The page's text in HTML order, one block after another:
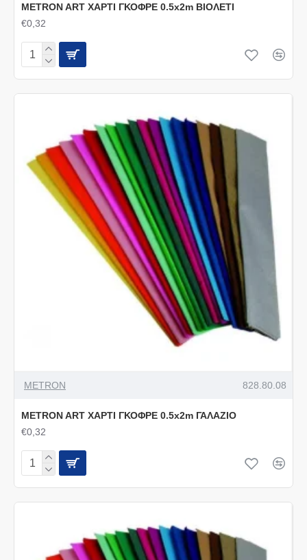
METRON ART ΧΑΡΤΙ ΓΚΟΦΡΕ 0.5x2m ΒΙΟΛΕΤΙ
€0,32
METRON 828.80.08
METRON ART ΧΑΡΤΙ ΓΚΟΦΡΕ 0.5x2m ΓΑΛΑΖΙΟ
€0,32